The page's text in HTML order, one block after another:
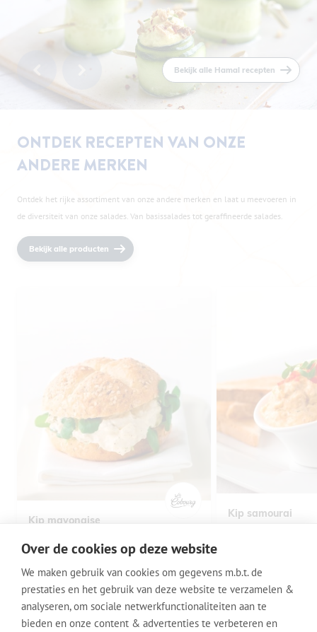
Over de cookies op deze website
We maken gebruik van cookies om gegevens m.b.t. de
prestaties en het gebruik van deze website te verzamelen &
analyseren, om sociale netwerkfunctionaliteiten aan te
bieden en onze content & advertenties te verbeteren en
Recept idee
APÉRO EK SALADE
Bekijk alle Hamal recepten
ONTDEK RECEPTEN VAN ONZE
ANDERE MERKEN
Ontdek het rijke assortiment van onze andere merken en laat u meevoeren in
de diversiteit van onze salades. Van basissalades tot geraffineerde salades.
Bekijk alle producten
Kip mayonaise
Kip samourai
VOET
© 2014 - 2025 Signature Foods